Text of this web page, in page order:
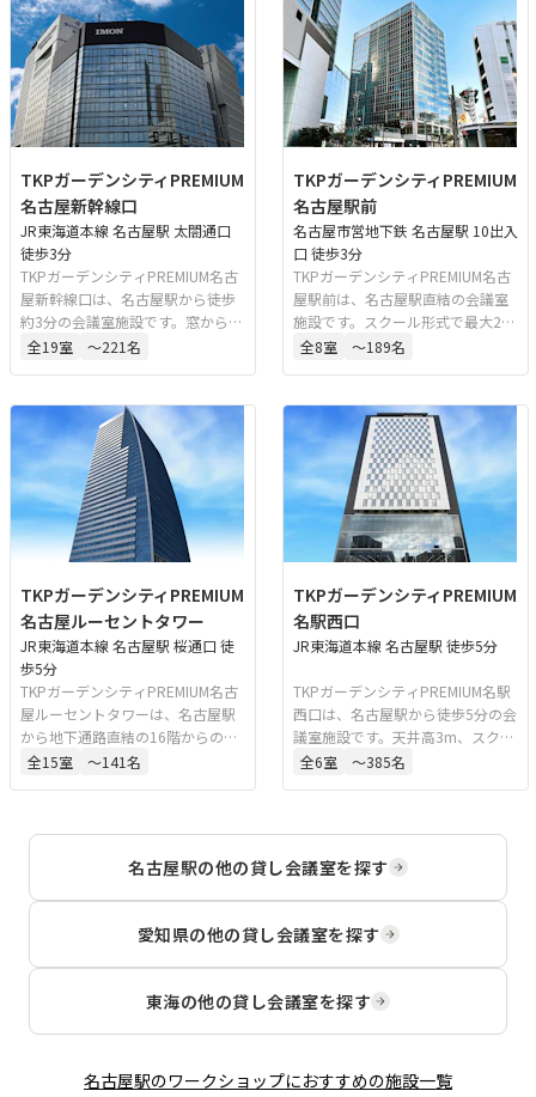
TKPガーデンシティPREMIUM
名古屋新幹線口
JR東海道本線 名古屋駅 太閤通口
徒歩3分
TKPガーデンシティPREMIUM名古
屋新幹線口は、名古屋駅から徒歩
約3分の会議室施設です。窓から新
幹線のホームが見えるほど近い立
ル、シアター、立食など多様なレ
イアウトに対応し、ウェビナー、
セミナー、試験、講演会、記者会
見、パーティーなど幅広い用途に
利用可能です。常駐スタッフが運
営をサポートします。
全19室 〜221名
TKPガーデンシティPREMIUM
名古屋駅前
名古屋市営地下鉄 名古屋駅 10出入
口 徒歩3分
TKPガーデンシティPREMIUM名古
屋駅前は、名古屋駅直結の会議室
施設です。スクール形式で最大276
名収容の会場を含むフロア貸切型
など多様な用途に対応していま
す。天候に左右されずアクセスし
やすい立地も特長です。
全8室 〜189名
TKPガーデンシティPREMIUM
名古屋ルーセントタワー
JR東海道本線 名古屋駅 桜通口 徒
歩5分
TKPガーデンシティPREMIUM名古
屋ルーセントタワーは、名古屋駅
から地下通路直結の16階からの眺
望も良好な会議室施設です。スク
対応しています。WEB配信に特化
したコンセプトルームや安定した
全15室 〜141名
TKPガーデンシティPREMIUM
名駅西口
JR東海道本線 名古屋駅 徒歩5分
TKPガーデンシティPREMIUM名駅
西口は、名古屋駅から徒歩5分の会
議室施設です。天井高3m、スクー
ル形式で最大300名収容可能な大
利用可能です。※当施設は名鉄イ
ン名古屋新幹線口とは別入口で
全6室 〜385名
名古屋駅の他の貸し会議室を探す
愛知県の他の貸し会議室を探す
東海の他の貸し会議室を探す
名古屋駅のワークショップにおすすめの施設一覧